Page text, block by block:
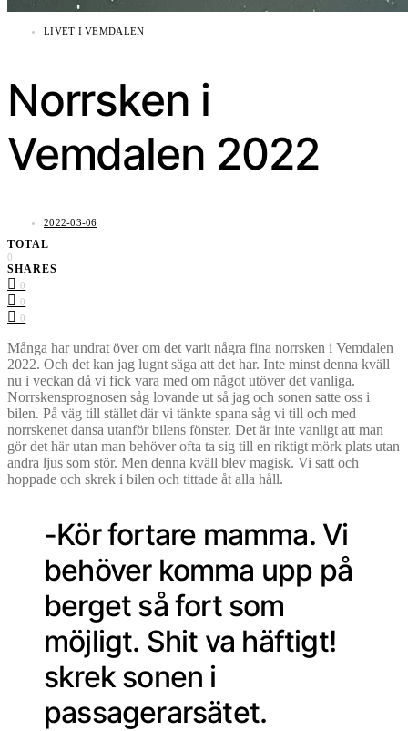
LIVET I VEMDALEN
Norrsken i
Vemdalen 2022
2022-03-06
TOTAL
0
SHARES
0
0
0
Många har undrat över om det varit några fina norrsken i Vemdalen
2022. Och det kan jag lugnt säga att det har. Inte minst denna kväll
nu i veckan då vi fick vara med om något utöver det vanliga.
Norrskensprognosen såg lovande ut så jag och sonen satte oss i
bilen. På väg till stället där vi tänkte spana såg vi till och med
norrskenet dansa utanför bilens fönster. Det är inte vanligt att man
gör det här utan man behöver ofta ta sig till en riktigt mörk plats utan
andra ljus som stör. Men denna kväll blev magisk. Vi satt och
hoppade och skrek i bilen och tittade åt alla håll.
-Kör fortare mamma. Vi
behöver komma upp på
berget så fort som
möjligt. Shit va häftigt!
skrek sonen i
passagerarsätet.